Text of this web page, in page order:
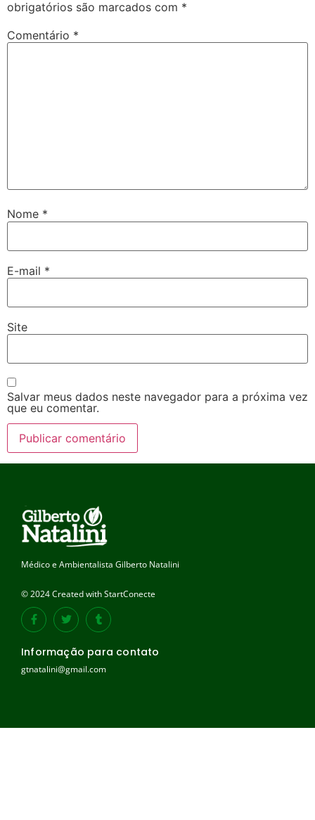
obrigatórios são marcados com *
Comentário *
Nome *
E-mail *
Site
Salvar meus dados neste navegador para a próxima vez
que eu comentar.
Médico e Ambientalista Gilberto Natalini
© 2024 Created with StartConecte
Informação para contato
gtnatalini@gmail.com